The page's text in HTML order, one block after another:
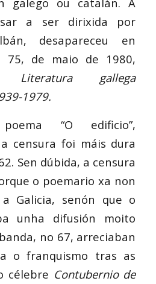
a ser dirixida por
desapareceu en
75, de maio de 1980,
Literatura gallega
1979.
“O edificio”,
censura foi máis dura
Sen dúbida, a censura
o poemario xa non
Galicia, senón que o
unha difusión moito
no 67, arreciaban
o franquismo tras as
célebre Contubernio de